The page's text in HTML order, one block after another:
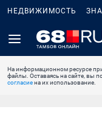
НЕДВИЖИМОСТЬ
На информационном ресурсе
файлы. Оставаясь на сайте, вы
согласиена их использование.